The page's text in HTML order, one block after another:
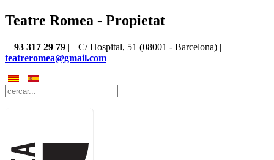
Teatre Romea - Propietat
93 317 29 79 |
C/ Hospital, 51 (08001 - Barcelona) |
teatreromea@gmail.com